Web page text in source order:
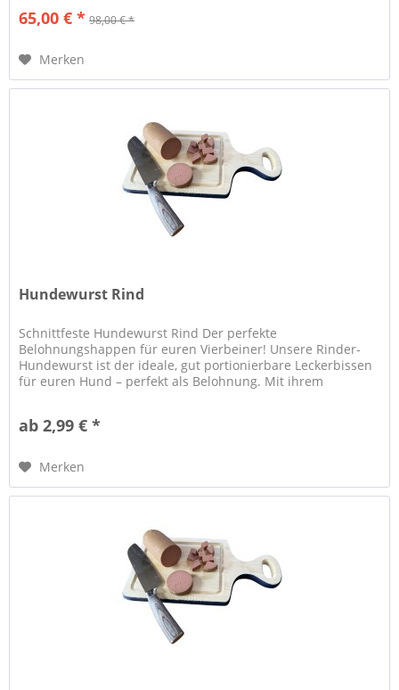
65,00 € * 98,00 € *
Merken
Hundewurst Rind
Schnittfeste Hundewurst Rind Der perfekte
Belohnungshappen für euren Vierbeiner! Unsere Rinder-
Hundewurst ist der ideale, gut portionierbare Leckerbissen
für euren Hund – perfekt als Belohnung. Mit ihrem
ab 2,99 € *
Merken